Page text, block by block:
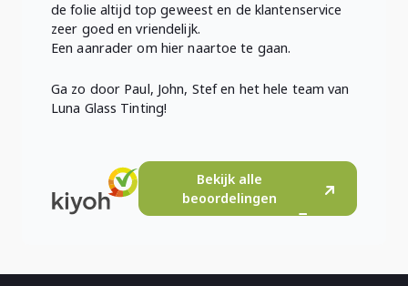
de folie altijd top geweest en de klantenservice
zeer goed en vriendelijk.
Een aanrader om hier naartoe te gaan.
Ga zo door Paul, John, Stef en het hele team van
Luna Glass Tinting!
Bekijk alle
beoordelingen